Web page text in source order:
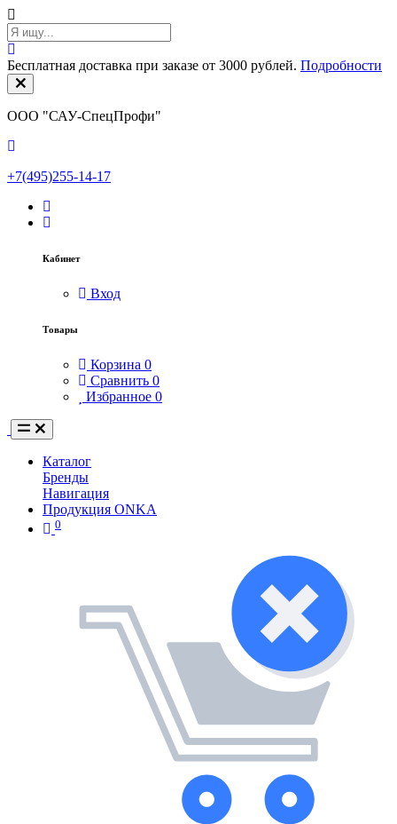
Бесплатная доставка при заказе от 3000 рублей. Подробности
ООО "САУ-СпецПрофи"
+7(495)255-14-17
Кабинет
Вход
Товары
Корзина 0
Сравнить 0
Избранное 0
Каталог
Бренды
Навигация
Продукция ONKA
0